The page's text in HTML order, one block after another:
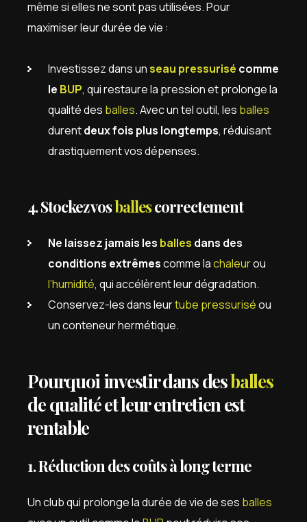
même si elles ne sont pas utilisées. Pour
maximiser leur durée de vie :
Investissez dans unseau pressurisé comme
le BUP, qui restaure la pression et prolonge la
qualité des balles. Avec un tel outil, les balles
durentdeux fois plus longtemps, réduisant
drastiquement vos dépenses.
4. Stockez vosballescorrectement
Ne laissez jamais les balles dans des
conditions extrêmescomme lachaleurou
l’humidité, qui accélèrent leur dégradation.
Conservez-les dans leurtube pressuriséou
un conteneur hermétique.
Pourquoi investir dans desballes
de qualité et leur entretien est
rentable
1. Réduction des coûts à long terme
Un club qui prolonge la durée de vie de ses balles